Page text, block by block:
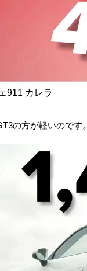
911 カレラ
の方が軽いのです。